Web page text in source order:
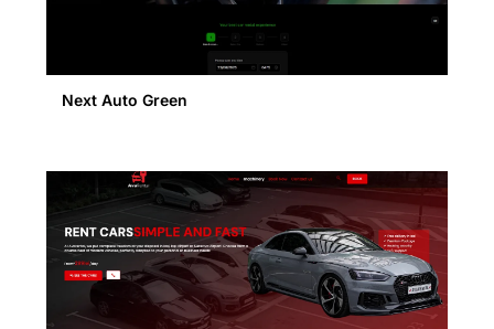
Next Auto Green